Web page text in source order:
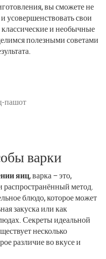
вы сможете не
усовершенствовать свои
и необычные
полезными советами
пашот
варки
яиц, варка – это,
метод.
блюдо, которое может
закуска или как
Секреты идеальной
несколько
различие во вкусе и